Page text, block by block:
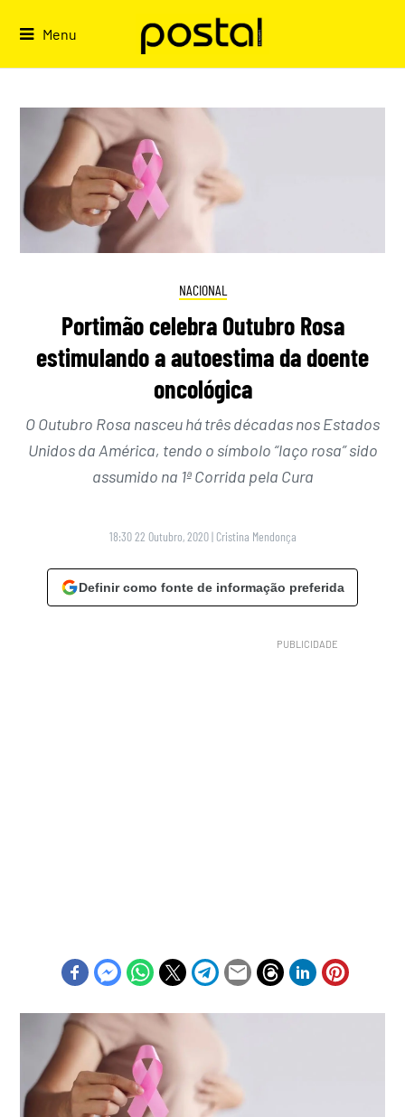
Menu
NACIONAL
Portimão celebra Outubro Rosa
estimulando a autoestima da doente
oncológica
O Outubro Rosa nasceu há três décadas nos Estados
Unidos da América, tendo o símbolo “laço rosa” sido
assumido na 1ª Corrida pela Cura
18:30 22 Outubro, 2020 | Cristina Mendonça
Definir como fonte de informação preferida